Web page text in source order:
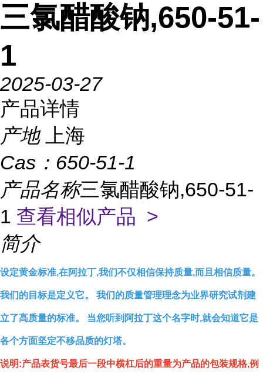
三氯醋酸钠,650-51-
1
2025-03-27
产品详情
产地
上海
Cas： 650-51-1
产品名称三氯醋酸钠,650-51-
1 查看相似产品 >
简介
设定黄金标准,在阿拉丁,我们不仅相信保持质量,而且相信质量。
我们的目标是定义它。 我们的质量管理理念为业界研究试剂建
立了高质量的标准。 当您听到阿拉丁这个名字时,就会知道它是
各个方面坚定不移品质的灯塔。
说明:产品表货号最后一段中横杠后的重量为产品的包装规格,例